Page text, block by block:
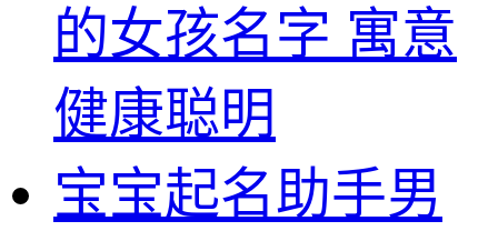
的女孩名字 寓意
健康聪明
宝宝起名助手男